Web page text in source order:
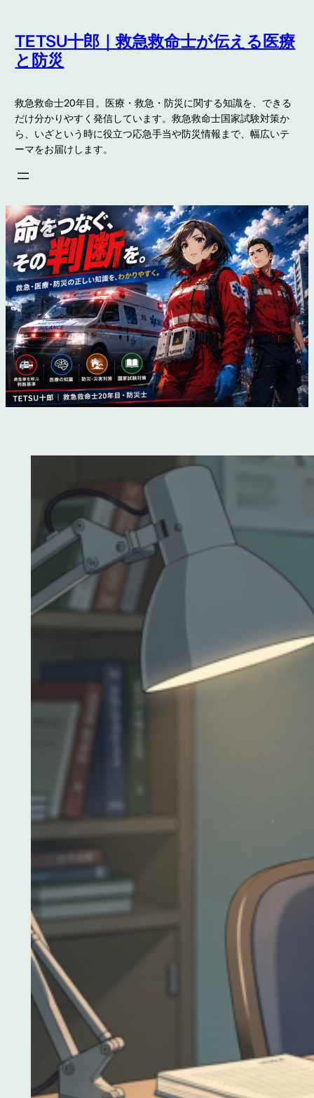
容
を
ス
ッ
プ
TETSU十郎｜救急救命士が伝える医療
と防災
救急救命士20年目。医療・救急・防災に関する知識を、できる
だけ分かりやすく発信しています。救急救命士国家試験対策か
ら、いざという時に役立つ応急手当や防災情報まで、幅広いテ
ーマをお届けします。